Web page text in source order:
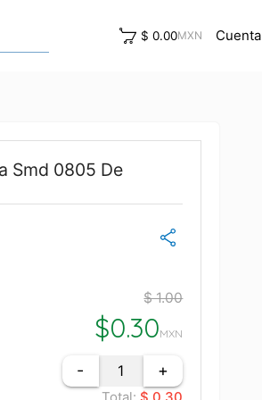
$ 0.00MXN Cuenta
Smd 0805 De
$ 1.00
$0.30MXN
- +
Total:$ 0.30